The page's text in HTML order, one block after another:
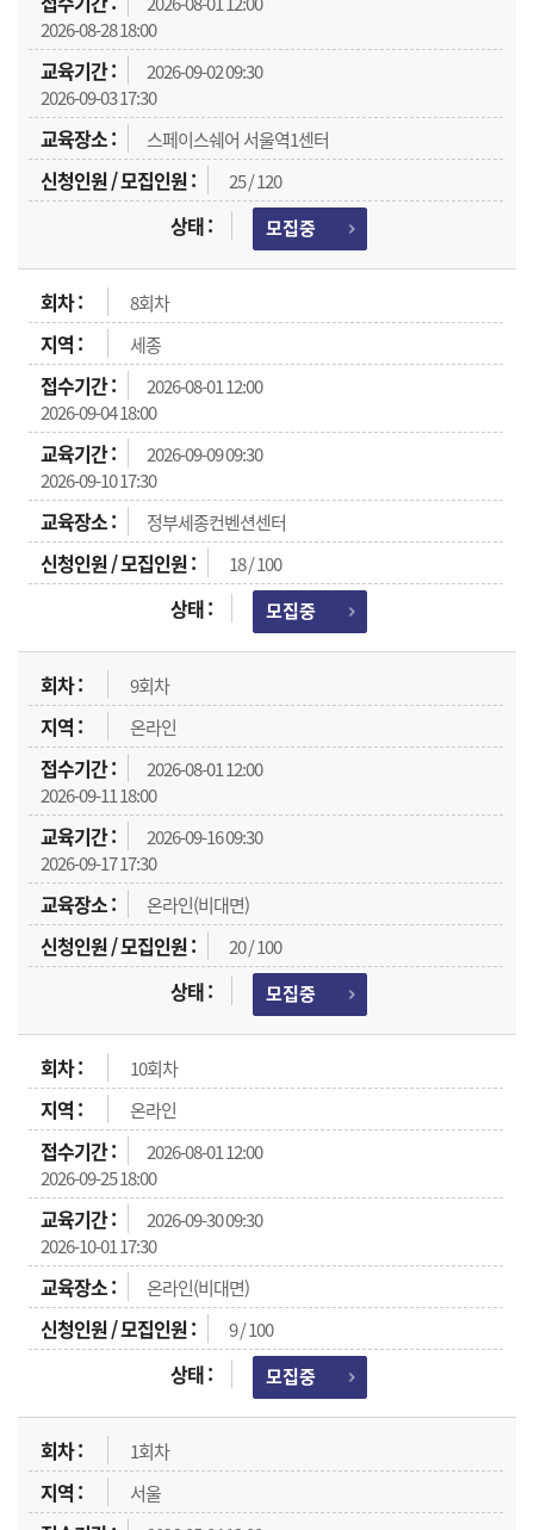
2026-08-28 18:00
2026-09-02 09:30
2026-09-03 17:30
스페이스쉐어 서울역1센터
25 / 120
모집중
8회차
세종
2026-08-01 12:00
2026-09-04 18:00
2026-09-09 09:30
2026-09-10 17:30
정부세종컨벤션센터
18 / 100
모집중
9회차
온라인
2026-08-01 12:00
2026-09-11 18:00
2026-09-16 09:30
2026-09-17 17:30
온라인(비대면)
20 / 100
모집중
10회차
온라인
2026-08-01 12:00
2026-09-25 18:00
2026-09-30 09:30
2026-10-01 17:30
온라인(비대면)
9 / 100
모집중
1회차
서울